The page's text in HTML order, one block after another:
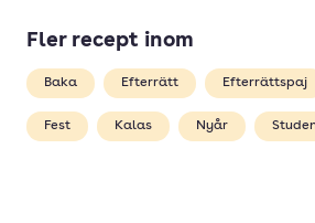
Fler recept inom
Baka Efterrätt Efterrättspaj
Fest Kalas Nyår